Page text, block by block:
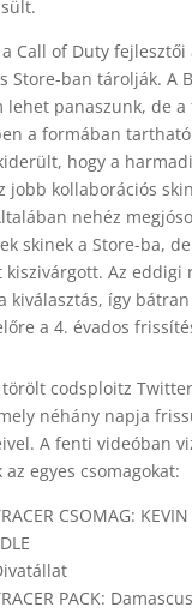
Call of Duty fejlesztői
Store-ban tárolják. A
lehet panaszunk, de
a formában
hogy a
jobb kollaborációs
nehéz
skinek a Store-ba,
Az eddigi
kiválasztás, így bátran
a 4. évados
codsploitz
néhány napja
A fenti videóban
egyes csomagokat:
CSOMAG:
PACK: